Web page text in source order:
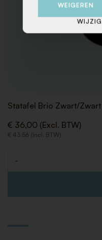
Statafel Brio Zwart/Zwart
€ 36,00 (Excl. BTW)
€ 43,56 (Incl. BTW)
-
WEIGEREN
WIJZIG